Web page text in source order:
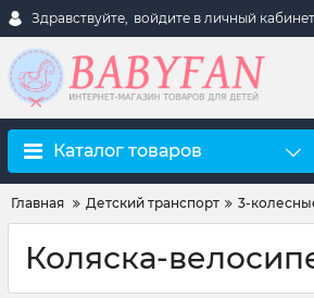
Здравствуйте, войдите в личный кабинет
Каталог товаров
Главная Детский транспорт 3-
Коляска-